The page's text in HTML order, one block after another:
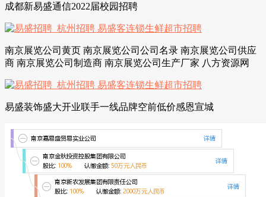
成都新易盛通信2022届校园招聘
南京展览公司黄页 南京展览公司公司名录 南京展览公司供应
商 南京展览公司制造商 南京展览公司生产厂家 八方资源网
易盛装饰盛大开业联手一线品牌空前低价感恩宣城